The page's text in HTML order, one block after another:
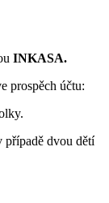
INKASA.
prospěch účtu:
případě dvou dětí